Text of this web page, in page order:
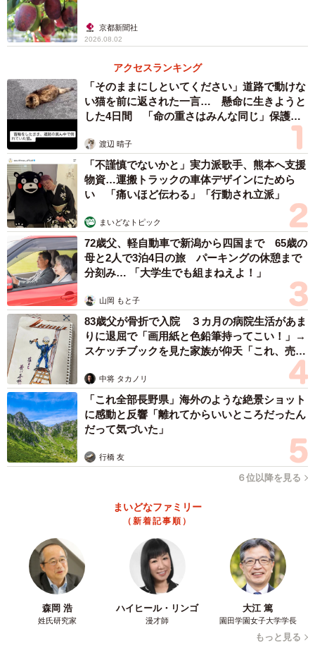
4/9
イクラなどの海鮮たっぷり「寿司屋のポテサラ」
（兵庫県西宮市）の営業時間は夕方４時〜夜１１時。場所
は阪急西宮北口駅から徒歩１分。
「すし酒場 さしす 西宮北口店」
住所：兵庫県西宮市甲風園1-5-5
営業：16:00〜23:00（L.O. 22:15）
京都新聞社
2026.08.02
アクセスランキング
「そのままにしといてください」道路で動けな
い猫を前に返された一言… 懸命に生きようと
した4日間 「命の重さはみんな同じ」保護団
渡辺 晴子
「不謹慎でないかと」実力派歌手、熊本へ支援
物資…運搬トラックの車体デザインにためら
い 「痛いほど伝わる」「行動され立派」
まいどなトピック
72歳父、軽自動車で新潟から四国まで 65歳の
母と2人で3泊4日の旅 パーキングの休憩まで
分刻み… 「大学生でも組まねえよ！」
山岡 もと子
83歳父が骨折で入院 ３カ月の病院生活があま
りに退屈で「画用紙と色鉛筆持ってこい！」→
スケッチブックを見た家族が仰天「これ、売れ
中将 タカノリ
「これ全部長野県」海外のような絶景ショット
に感動と反響「離れてからいいところだったん
だって気づいた」
行橋 友
６位以降を見る
まいどなファミリー
（新着記事順）
森岡 浩
姓氏研究家
ハイヒール・リンゴ
漫才師
大江 篤
園田学園女子大学学長
もっと見る